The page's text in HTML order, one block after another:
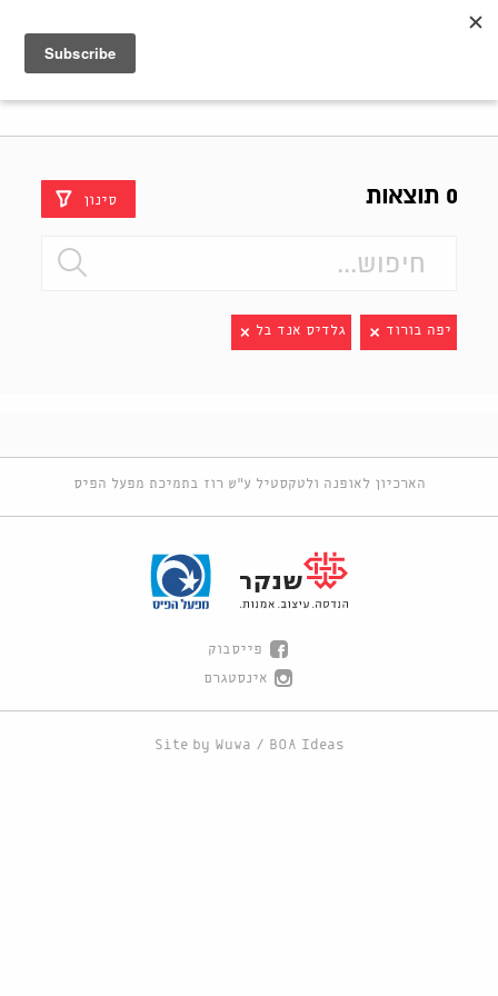
0 תוצאות סינון
יפה בורוד גלדיס אנד בל
הארכיון לאופנה ולטקסטיל ע"ש רוז בתמיכת מפעל הפיס
פייסבוק
אינסטגרם
Site by Wuwa / BOA Ideas